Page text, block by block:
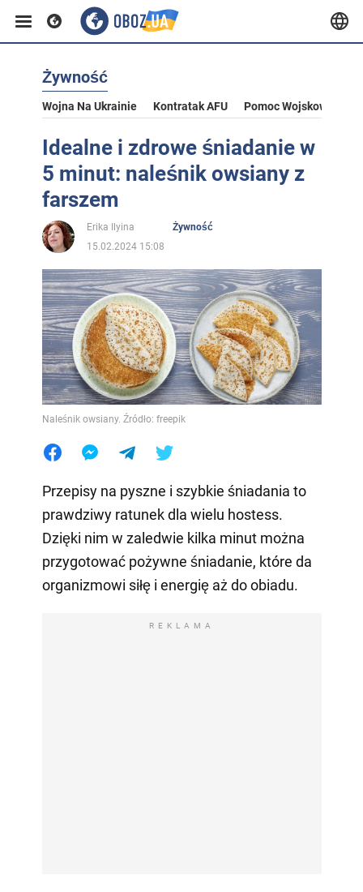
Żywność
Wojna Na Ukrainie Kontratak AFU Pomoc Wojskowa Dla
Idealne i zdrowe śniadanie w
5 minut: naleśnik owsiany z
farszem
Erika Ilyina
Żywność
15.02.2024 15:08
Naleśnik owsiany. Źródło: freepik
Przepisy na pyszne i szybkie śniadania to
prawdziwy ratunek dla wielu hostess.
Dzięki nim w zaledwie kilka minut można
przygotować pożywne śniadanie, które da
organizmowi siłę i energię aż do obiadu.
REKLAMA